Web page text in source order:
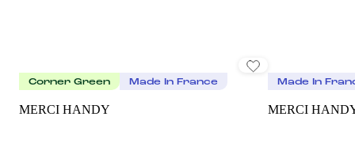
Corner Green Made In France
MERCI HANDY
Made In
MERCI